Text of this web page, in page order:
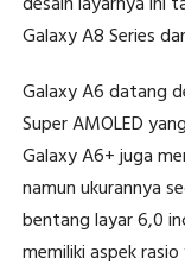
Galaxy A8 Series
Galaxy A6 datang
Super AMOLED
Galaxy A6+ juga
namun ukurannya
bentang layar 6,0
memiliki aspek